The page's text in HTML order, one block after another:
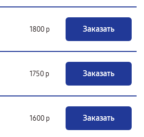
1800 р Заказать
1750 р Заказать
1600 р Заказать